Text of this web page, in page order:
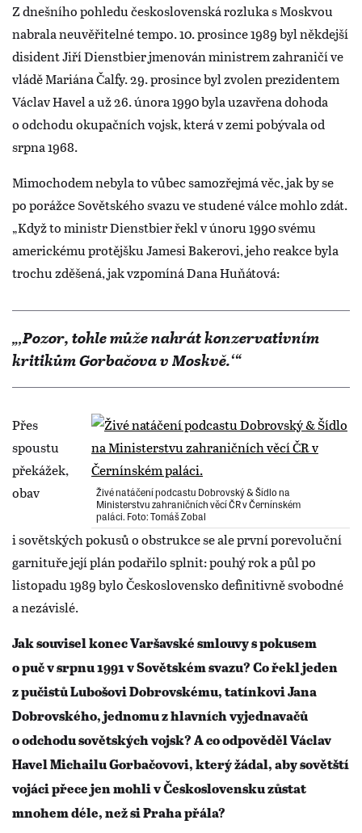
Z dnešního pohledu československá rozluka s Moskvou
nabrala neuvěřitelné tempo. 10. prosince 1989 byl někdejší
disident Jiří Dienstbier jmenován ministrem zahraničí ve
vládě Mariána Čalfy. 29. prosince byl zvolen prezidentem
Václav Havel a už 26. února 1990 byla uzavřena dohoda
o odchodu okupačních vojsk, která v zemi pobývala od
srpna 1968.
Mimochodem nebyla to vůbec samozřejmá věc, jak by se
po porážce Sovětského svazu ve studené válce mohlo zdát.
„Když to ministr Dienstbier řekl v únoru 1990 svému
americkému protějšku Jamesi Bakerovi, jeho reakce byla
trochu zděšená, jak vzpomíná Dana Huňátová:
„‚Pozor, tohle může nahrát konzervativním
kritikům Gorbačova v Moskvě.‘“
Živé natáčení podcastu Dobrovský & Šídlo na
Ministerstvu zahraničních věcí ČR v Černínském
paláci. Foto: Tomáš Zobal
Přes
spoustu
překážek,
obav
i sovětských pokusů o obstrukce se ale první porevoluční
garnituře její plán podařilo splnit: pouhý rok a půl po
listopadu 1989 bylo Československo definitivně svobodné
a nezávislé.
Jak souvisel konec Varšavské smlouvy s pokusem
o puč v srpnu 1991 v Sovětském svazu? Co řekl jeden
z pučistů Lubošovi Dobrovskému, tatínkovi Jana
Dobrovského, jednomu z hlavních vyjednavačů
o odchodu sovětských vojsk? A co odpověděl Václav
Havel Michailu Gorbačovovi, který žádal, aby sovětští
vojáci přece jen mohli v Československu zůstat
mnohem déle, než si Praha přála?